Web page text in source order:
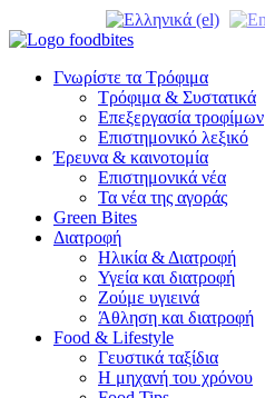
Γνωρίστε τα Τρόφιμα
Τρόφιμα & Συστατικά
Επεξεργασία τροφίμων
Επιστημονικό λεξικό
Έρευνα & καινοτομία
Επιστημονικά νέα
Τα νέα της αγοράς
Green Bites
Διατροφή
Ηλικία & Διατροφή
Υγεία και διατροφή
Ζούμε υγιεινά
Άθληση και διατροφή
Food & Lifestyle
Γευστικά ταξίδια
Η μηχανή του χρόνου